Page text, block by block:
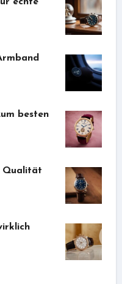
besten
Qualität